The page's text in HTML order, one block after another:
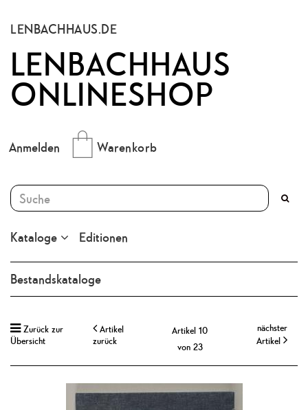
LENBACHHAUS.DE
LENBACHHAUS
ONLINESHOP
Anmelden Warenkorb
Kataloge Editionen
Bestandskataloge
Zurück zur
Übersicht
Artikel
zurück
Artikel 10
von 23
nächster
Artikel